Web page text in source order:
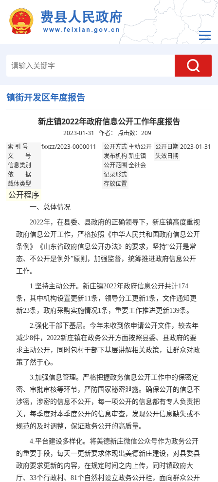
镇街开发区年度报告
新庄镇2022年政府信息公开工作年度报告
2023-01-31 作者： 点击数：209
索 引 号 fxxzz/2023-0000011 公开方式 主动公开 公开日期2023-01-31
文 号 发布机构新庄镇
失效日期
信息类别
公开范围全社会
依 据
记录形式
载体类型
存放位置
公开程序
一、总体情况
2022年，在县委、县政府的正确领导下，新庄镇高度重视
政府信息公开工作，严格按照《中华人民共和国政府信息公开
条例》《山东省政府信息公开办法》的要求，坚持“公开是常
态、不公开是例外”原则，加强监督，统筹推进政府信息公开
工作。
1.坚持主动公开。新庄镇2022年政府信息公开共计174
条，其中机构设置更新11条，领导分工更新1条，文件通知更
新23条，政府采购实施情况1条，重要工作推进更新139条。
2.强化干部下基层。今年未收到依申请公开文件，较去年
减少8件，2022新庄镇在政务公开方面按照县委、县政府的要
求主动公开，同时包村干部下基层讲解相关政策，让群众对政
策了然于心。
3.加强信息管理。严格把握政务信息公开工作中的保密定
密、审批审核等环节，严防国家秘密泄露。确保公开的信息不
涉密，涉密的信息不公开，每一项公开的信息都有专人负责把
关，每季度对本季度公开的信息审查，发现公开信息缺失或不
规范的及时调整，保证政务公开的高质量。
4.平台建设多样化。将美德新庄微信公众号作为政务公开
的重要手段，每天一更新要求体现出美德新庄建设，对县委县
政府要求更新的内容，在规定时间之内上传，同时镇政府大
厅、33个行政村、81个自然村设立政务公开栏，面向群众公开